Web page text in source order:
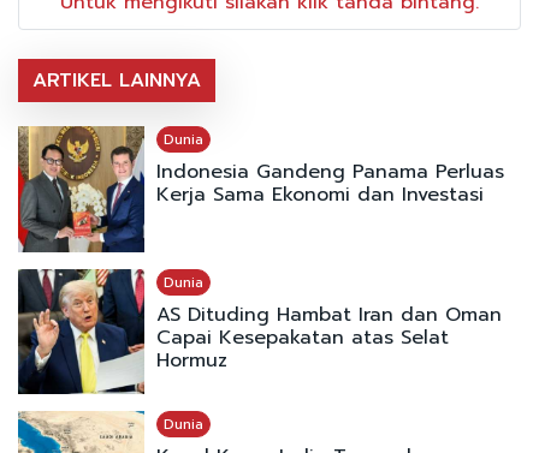
ARTIKEL LAINNYA
Dunia
Indonesia Gandeng Panama Perluas
Kerja Sama Ekonomi dan Investasi
Dunia
AS Dituding Hambat Iran dan Oman
Capai Kesepakatan atas Selat
Hormuz
Dunia